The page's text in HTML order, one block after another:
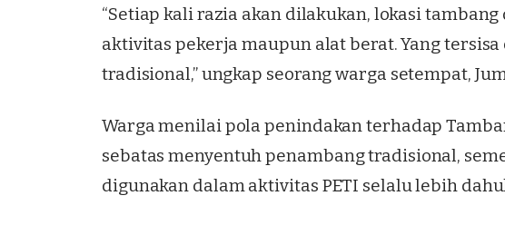
“Setiap kali razia akan dilakukan, lokasi
aktivitas pekerja maupun alat berat. Yang
tradisional,” ungkap seorang warga setempat,
Warga menilai pola penindakan terhadap
sebatas menyentuh penambang tradisional,
digunakan dalam aktivitas PETI selalu lebih